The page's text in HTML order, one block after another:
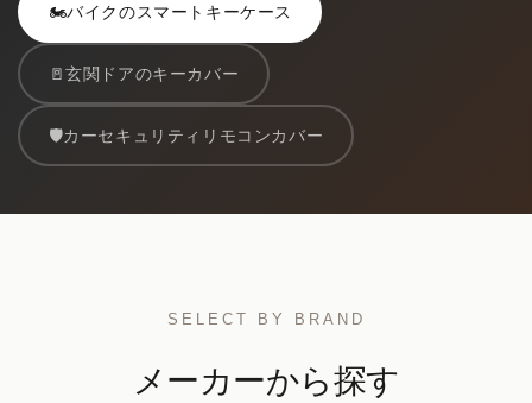
🏍️バイクのスマートキーケース
🚪玄関ドアのキーカバー
🛡️カーセキュリティリモコンカバー
SELECT BY BRAND
メーカーから探す